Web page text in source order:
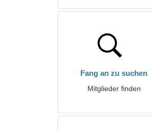
Fang an zu suchen
Mitglieder finden